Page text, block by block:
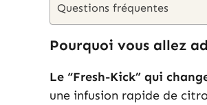
Questions fréquentes
Pourquoi vous allez
Le “Fresh-Kick” qui
une infusion rapide de